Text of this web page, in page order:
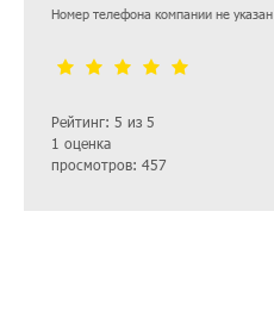
Рейтинг: 5 из 5
1 оценка
просмотров: 457
Номер телефона компании не указан